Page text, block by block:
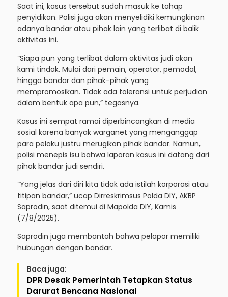
Saat ini, kasus tersebut sudah masuk ke tahap
penyidikan. Polisi juga akan menyelidiki kemungkinan
adanya bandar atau pihak lain yang terlibat di balik
aktivitas ini.
“Siapa pun yang terlibat dalam aktivitas judi akan
kami tindak. Mulai dari pemain, operator, pemodal,
hingga bandar dan pihak-pihak yang
mempromosikan. Tidak ada toleransi untuk perjudian
dalam bentuk apa pun,” tegasnya.
Kasus ini sempat ramai diperbincangkan di media
sosial karena banyak warganet yang menganggap
para pelaku justru merugikan pihak bandar. Namun,
polisi menepis isu bahwa laporan kasus ini datang dari
pihak bandar judi sendiri.
“Yang jelas dari diri kita tidak ada istilah korporasi atau
titipan bandar,” ucap Dirreskrimsus Polda DIY, AKBP
Saprodin, saat ditemui di Mapolda DIY, Kamis
(7/8/2025).
Saprodin juga membantah bahwa pelapor memiliki
hubungan dengan bandar.
Baca juga:
DPR Desak Pemerintah Tetapkan Status
Darurat Bencana Nasional